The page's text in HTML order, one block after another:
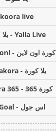
koora live
Yalla Live - يلا لايف
كورة اون لاين - koora onl
يلا كورة - yallakora
كورة 365 - kooora 365
اس جول - AS Goal